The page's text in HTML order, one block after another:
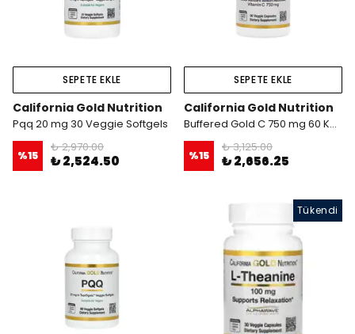
SEPETE EKLE
California Gold Nutrition
Pqq 20 mg 30 Veggie Softgels
%15
₺ 2,970.00
₺ 2,524.50
SEPETE EKLE
California Gold Nutrition
Buffered Gold C 750 mg 60 Kapsül
%15
₺ 3,125.00
₺ 2,656.25
Tükendi